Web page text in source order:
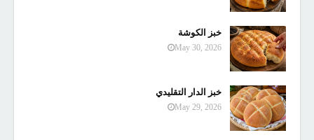
خبز الكوشة
May 30, 2026
خبز الدار التقليدي
May 29, 2026